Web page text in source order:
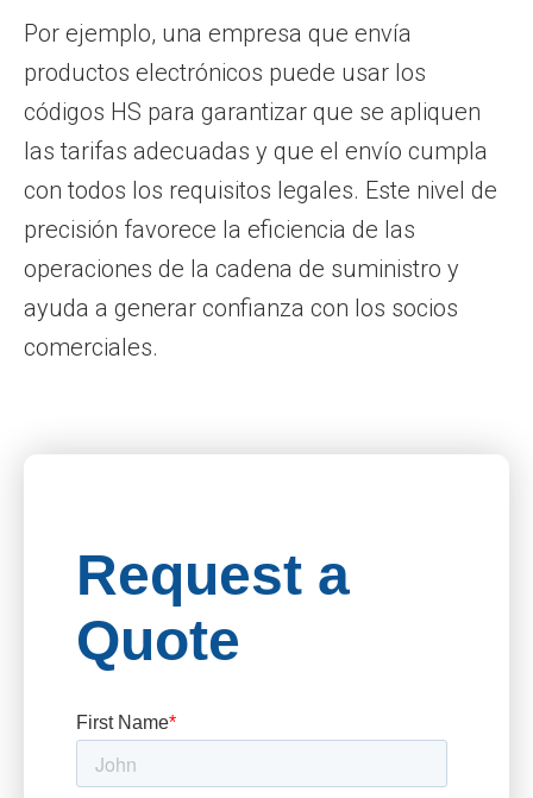
Por ejemplo, una empresa que envía
productos electrónicos puede usar los
códigos HS para garantizar que se apliquen
las tarifas adecuadas y que el envío cumpla
con todos los requisitos legales. Este nivel de
precisión favorece la eficiencia de las
operaciones de la cadena de suministro y
ayuda a generar confianza con los socios
comerciales.